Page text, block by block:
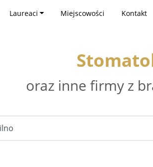
Laureaci Miejscowości Kontakt
oraz inne firmy z